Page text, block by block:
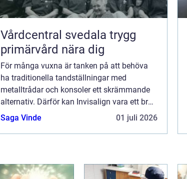
Vårdcentral svedala trygg
primärvård nära dig
För många vuxna är tanken på att behöva
ha traditionella tandställningar med
metalltrådar och konsoler ett skrämmande
alternativ. Därför kan Invisalign vara ett bra
alternativ, eftersom det är...
Saga Vinde 01 juli 2026